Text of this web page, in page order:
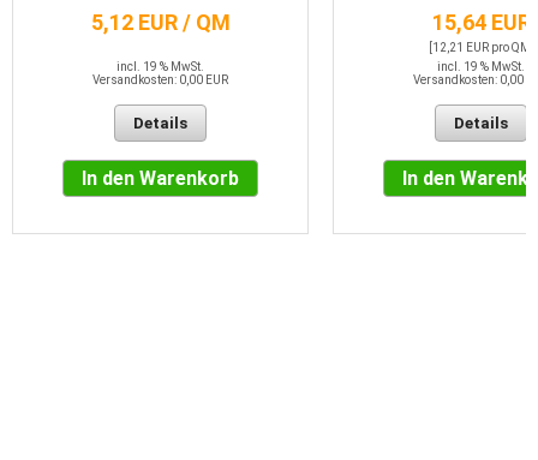
5,12 EUR / QM
incl. 19 % MwSt.
Versandkosten: 0,00 EUR
Details
In den Warenkorb
15,64 EUR
[12,21 EUR pro QM]
incl. 19 % MwSt.
Versandkosten: 0,00
Details
In den